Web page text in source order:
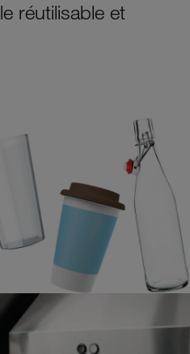
réutilisable et
PLAT...